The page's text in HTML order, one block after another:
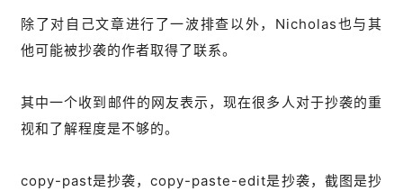
除了对自己文章进行了一波排查以外，Nicholas也与其
他可能被抄袭的作者取得了联系。
其中一个收到邮件的网友表示，现在很多人对于抄袭的重
视和了解程度是不够的。
copy-past是抄袭，copy-paste-edit是抄袭，截图是抄